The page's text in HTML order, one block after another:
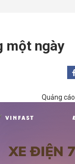
một ngày
Quảng cáo